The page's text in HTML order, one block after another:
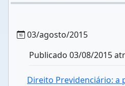
03/agosto/2015
Publicado 03/08/2015
Direito Previdenciário: a